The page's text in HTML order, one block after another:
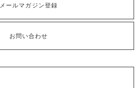
メールマガジン登録
お問い合わせ